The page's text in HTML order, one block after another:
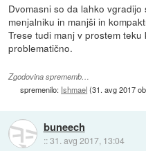
Dvomasni so da lahko
menjalniku in manjši in
Trese tudi manj v prostem
problematično.
Zgodovina sprememb…
spremenilo: Ishmael(31. avg 2017
buneech
::31. avg 2017, 13:04